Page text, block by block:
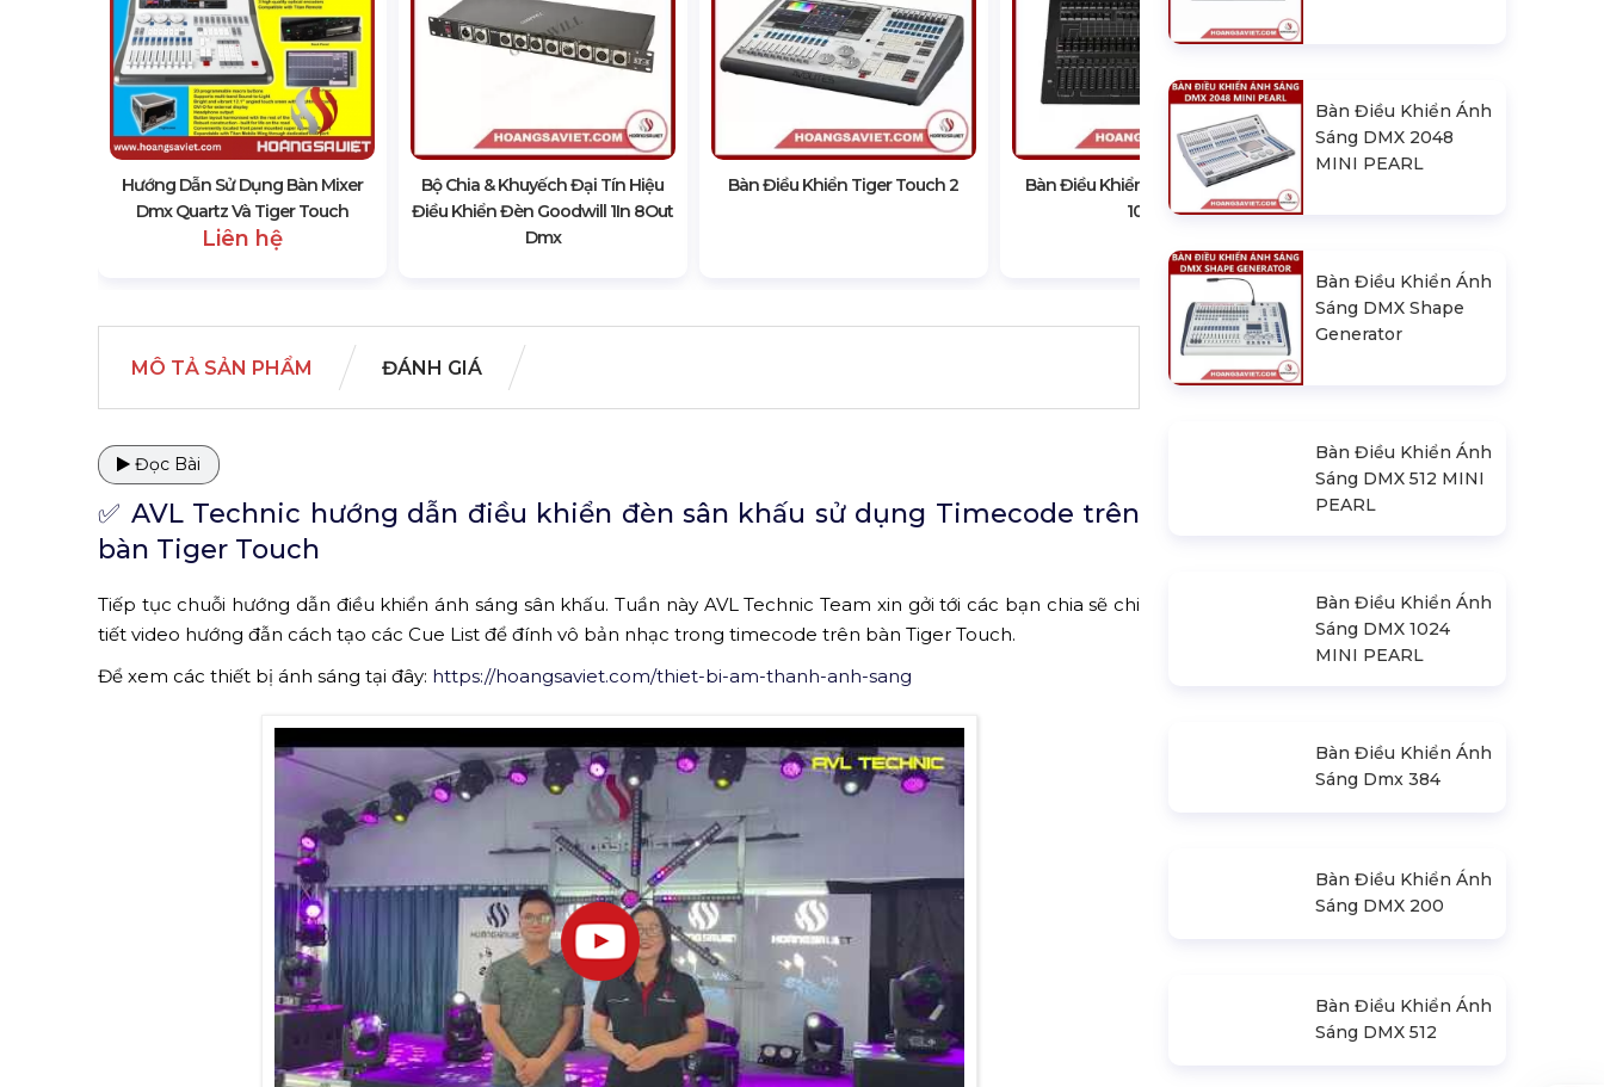
Hướng Dẫn Sử Dụng Bàn Mixer
Dmx Quartz Và Tiger Touch
Liên hệ
Bộ Chia & Khuyếch Đại Tín Hiệu
Điều Khiển Đèn Goodwill 1In 8Out
Dmx
Bàn Điều Khiển Tiger Touch 2
Bàn Điều Khiển Ánh Sáng DMX
1024
Bàn Điều Khiển Ánh Sáng DMX
R20 Format
MÔ TẢ SẢN PHẨM ĐÁNH GIÁ
Đọc Bài
✅ AVL Technic hướng dẫn điều khiển đèn sân khấu sử dụng Timecode trên
bàn Tiger Touch
Tiếp tục chuỗi hướng dẫn điều khiển ánh sáng sân khấu. Tuần này AVL Technic Team xin gởi tới các bạn chia sẽ chi
tiết video hướng đẫn cách tạo các Cue List để đính vô bản nhạc trong timecode trên bàn Tiger Touch.
Để xem các thiết bị ánh sáng tại đây: https://hoangsaviet.com/thiet-bi-am-thanh-anh-sang
Bàn Điều Khiển Ánh
Sáng DMX 2048
MINI PEARL
Bàn Điều Khiển Ánh
Sáng DMX Shape
Generator
Bàn Điều Khiển Ánh
Sáng DMX 512 MINI
PEARL
Bàn Điều Khiển Ánh
Sáng DMX 1024
Bàn Điều Khiển Ánh